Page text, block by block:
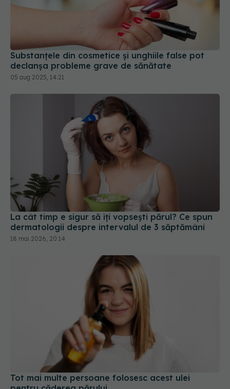
Substanțele din cosmetice și unghiile false pot
declanșa probleme grave de sănătate
05 aug 2025, 14:21
La cât timp e sigur să îți vopsești părul? Ce spun
dermatologii despre intervalul de 3 săptămâni
18 mai 2026, 20:14
Tot mai multe persoane folosesc acest ulei
pentru căderea părului
23 mar 2026, 10:51